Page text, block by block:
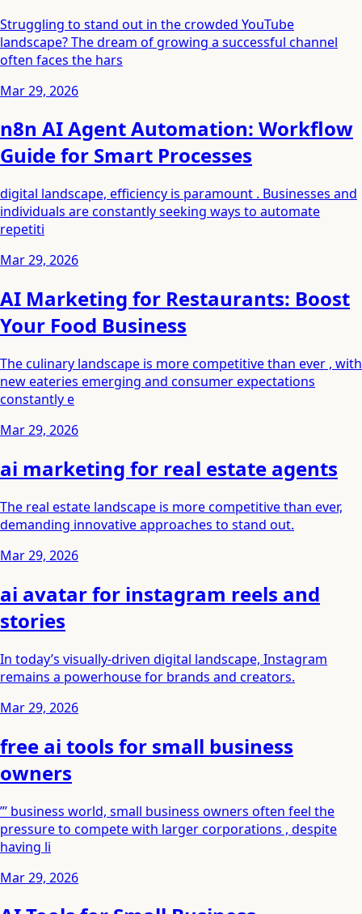
Struggling to stand out in the crowded YouTube
landscape? The dream of growing a successful channel
often faces the hars
Mar 29, 2026
n8n AI Agent Automation: Workflow
Guide for Smart Processes
digital landscape, efficiency is paramount . Businesses and
individuals are constantly seeking ways to automate
repetiti
Mar 29, 2026
AI Marketing for Restaurants: Boost
Your Food Business
The culinary landscape is more competitive than ever , with
new eateries emerging and consumer expectations
constantly e
Mar 29, 2026
ai marketing for real estate agents
The real estate landscape is more competitive than ever,
demanding innovative approaches to stand out.
Mar 29, 2026
ai avatar for instagram reels and
stories
In today’s visually-driven digital landscape, Instagram
remains a powerhouse for brands and creators.
Mar 29, 2026
free ai tools for small business
owners
”’ business world, small business owners often feel the
pressure to compete with larger corporations , despite
having li
Mar 29, 2026